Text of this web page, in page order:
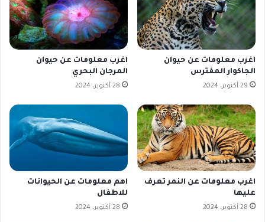
اغرب معلومات عن حيوان
الجاكوار المفترس
29 أكتوبر، 2024
اغرب معلومات عن حيوان
المرجان البحري
28 أكتوبر، 2024
اغرب معلومات عن النمر تعرف
عليها
28 أكتوبر، 2024
اهم معلومات عن الحيوانات
للاطفال
28 أكتوبر، 2024